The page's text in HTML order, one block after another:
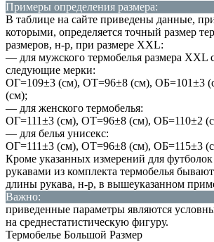
Примеры определения размера:
В таблице на сайте приведены данные,
которыми, определяется точный размер
размеров, н-р, при размере XXL:
— для мужского термобелья размера XXL
следующие мерки:
ОГ=109±3 (см), ОТ=96±8 (см), ОБ=101±3
(см);
— для женского термобелья:
ОГ=111±3 (см), ОТ=96±8 (см), ОБ=110±2
— для белья унисекс:
ОГ=111±3 (см), ОТ=96±8 (см), ОБ=115±3
Кроме указанных измерений для
рукавами из комплекта термобелья
длины рукава, н-р, в вышеуказанном
Важно:
приведенные параметры являются
на среднестатистическую фигуру.
Термобелье Большой Размер